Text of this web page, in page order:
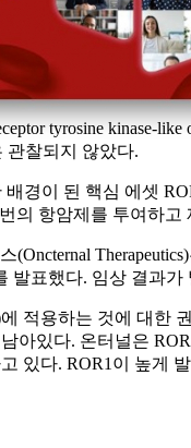
tyrosine kinase-
관찰되지 않았다.
경이 된 핵심 에셋
의 항암제를 투여하
(Oncternal
발표했다. 임상 결과
적용하는 것에 대한
있다. 온터널은
있다. ROR1이 높게